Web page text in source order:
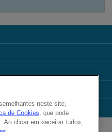
neste site,
de Cookies, que pode
. Ao clicar em «aceitar tudo»,